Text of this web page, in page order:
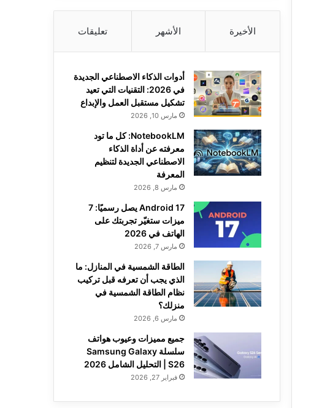
الأخيرة الأشهر تعليقات
أدوات الذكاء الاصطناعي الجديدة
في 2026: التقنيات التي تعيد
تشكيل مستقبل العمل والإبداع
مارس 10, 2026
NotebookLM: كل ما تود
معرفته عن أداة الذكاء
الاصطناعي الجديدة لتنظيم
المعرفة
مارس 8, 2026
Android 17 يصل رسميًا: 7
ميزات ستغيّر تجربتك على
الهاتف في 2026
مارس 7, 2026
الطاقة الشمسية في المنازل: ما
الذي يجب أن تعرفه قبل تركيب
نظام الطاقة الشمسية في
منزلك؟
مارس 6, 2026
جميع مميزات وعيوب هواتف
سلسلة Samsung Galaxy
S26 | التحليل الشامل 2026
فبراير 27, 2026